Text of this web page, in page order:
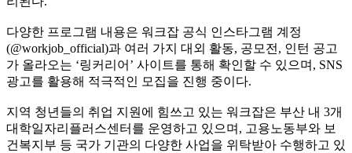
다양한 프로그램 내용은 워크잡 공식 인스타그램 계정
(@workjob_official)과 여러 가지 대외 활동, 공모전, 인턴 공고
가 올라오는 ‘링커리어’ 사이트를 통해 확인할 수 있으며, SNS
광고를 활용해 적극적인 모집을 진행 중이다.
지역 청년들의 취업 지원에 힘쓰고 있는 워크잡은 부산 내 3개
대학일자리플러스센터를 운영하고 있으며, 고용노동부와 보
건복지부 등 국가 기관의 다양한 사업을 위탁받아 수행하고 있